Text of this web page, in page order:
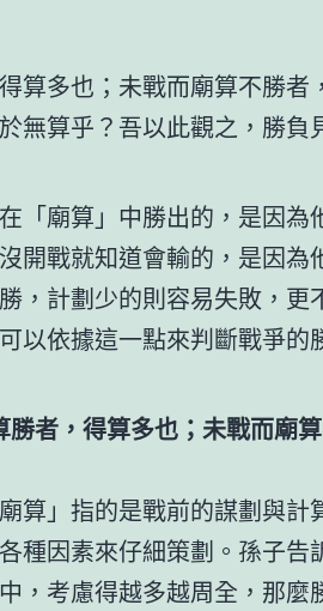
算多也；未戰而廟算不勝者
無算乎？吾以此觀之，勝負
「廟算」中勝出的，是因為
開戰就知道會輸的，是因為
，計劃少的則容易失敗，更
以依據這一點來判斷戰爭的
勝者，得算多也；未戰而廟
算」指的是戰前的謀劃與計
種因素來仔細策劃。孫子告
，考慮得越多越周全，那麼